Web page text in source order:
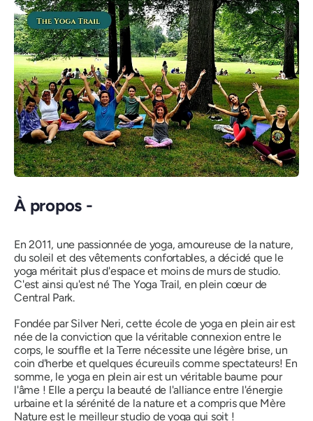
À propos -
En 2011, une passionnée de yoga, amoureuse de la nature,
du soleil et des vêtements confortables, a décidé que le
yoga méritait plus d'espace et moins de murs de studio.
C'est ainsi qu'est né The Yoga Trail, en plein cœur de
Central Park.
Fondée par Silver Neri, cette école de yoga en plein air est
née de la conviction que la véritable connexion entre le
corps, le souffle et la Terre nécessite une légère brise, un
coin d'herbe etquelques écureuils comme spectateurs! En
somme, le yoga en plein air est un véritable baume pour
l'âme ! Elle a perçu la beauté de l'alliance entre l'énergie
urbaine et la sérénité de la nature et a compris que Mère
Nature est le meilleur studio de yoga qui soit !